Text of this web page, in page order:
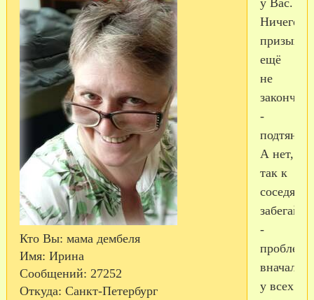
Кто Вы: мама дембеля
Имя: Ирина
Сообщений: 27252
Откуда: Санкт-Петербург
Ничего,
призыв
ещё
не
закончен
-
А нет,
так к
соседям
забегайте
-
проблемы
вначале
у всех